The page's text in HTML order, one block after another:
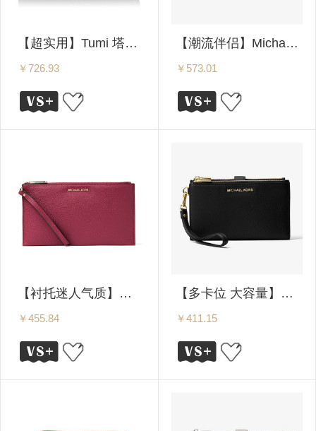
【超实用】Tumi 塔米/途明 CHAMBERS系列 拉链长钱包 12613 多色可选
￥726.93
【潮流伴侣】Michael Kors/MK 迈克高仕 Jet Set Travel 时尚女士钱夹/钱包 32F3STVE7L
￥573.01
【衬托迷人气质】Michael Kors/MK 迈克高仕 MERCER系列 时尚女士手拿钱包 32F6GM9W3L
￥455.84
【多卡位 大容量】Michael Kors/MK 迈克高仕 Adele 时尚女士手拿钱包 32T7GAFW4L 多色可选
￥411.15